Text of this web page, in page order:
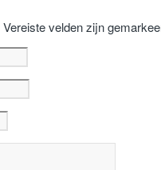
Vereiste velden zijn